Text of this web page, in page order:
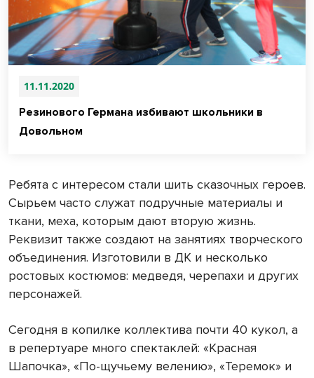
11.11.2020
Резинового Германа избивают школьники в
Довольном
Ребята с интересом стали шить сказочных героев.
Сырьем часто служат подручные материалы и
ткани, меха, которым дают вторую жизнь.
Реквизит также создают на занятиях творческого
объединения. Изготовили в ДК и несколько
ростовых костюмов: медведя, черепахи и других
персонажей.
Сегодня в копилке коллектива почти 40 кукол, а
в репертуаре много спектаклей: «Красная
Шапочка», «По-щучьему велению», «Теремок» и